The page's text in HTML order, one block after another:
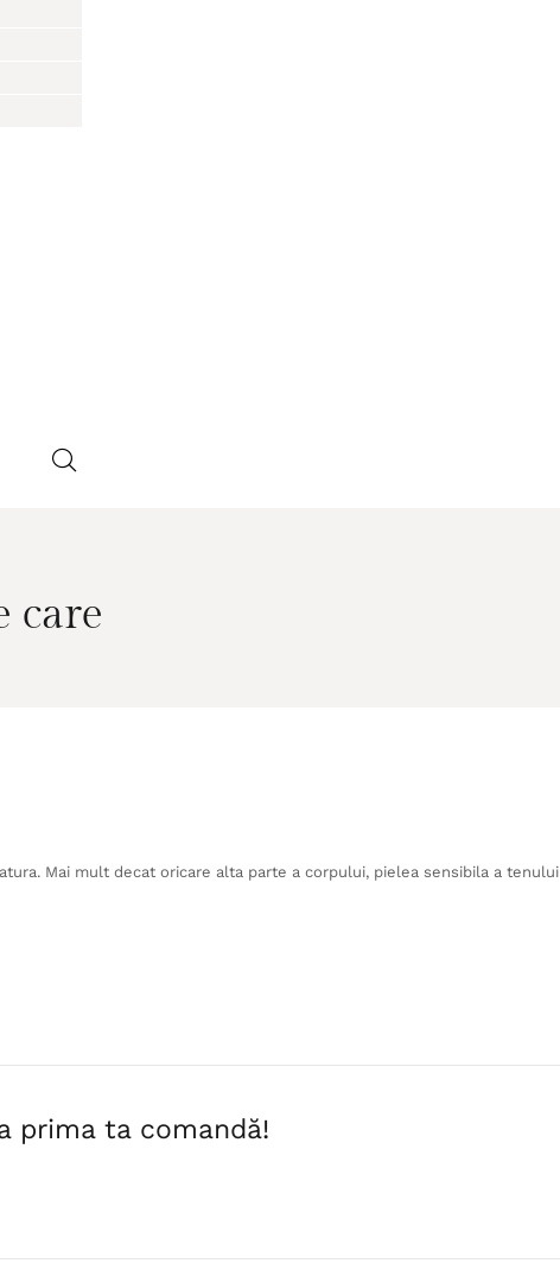
care
Mai mult decat oricare alta parte a corpului, pielea sensibila a tenului
prima ta comandă!